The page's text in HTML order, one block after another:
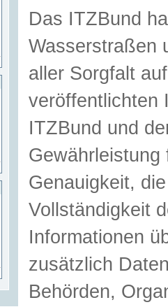
Das ITZBund
Wasserstraßen
aller Sorgfalt
veröffentlichten
ITZBund und
Genauigkeit,
Vollständigkeit
Informationen
zusätzlich
Behörden,